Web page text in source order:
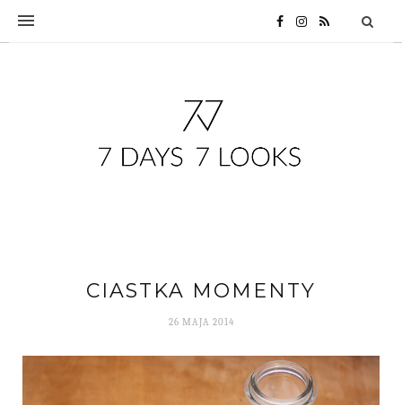
CIASTKA MOMENTY
26 MAJA 2014